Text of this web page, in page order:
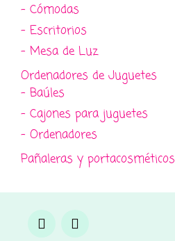
- Cómodas
- Escritorios
- Mesa de Luz
Ordenadores de Juguetes
- Baúles
- Cajones para juguetes
- Ordenadores
Pañaleras y portacosméticos